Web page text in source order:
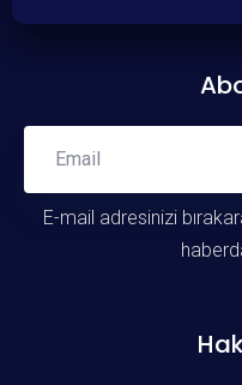
E-mail adresinizi